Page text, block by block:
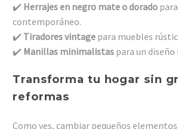
✔️ Herrajes en negro mate o dorado
contemporáneo.
✔️ Tiradores vintage para muebles
✔️ Manillas minimalistas para un
Transforma tu hogar sin
reformas
Como ves, cambiar pequeños